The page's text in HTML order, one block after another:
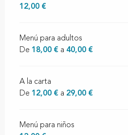
12,00 €
Menú para adultos
De 18,00 € a 40,00 €
A la carta
De 12,00 € a 29,00 €
Menú para niños